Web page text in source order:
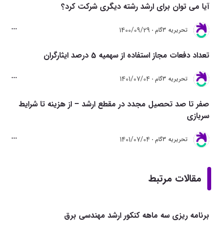
آیا می توان برای ارشد رشته دیگری شرکت کرد؟
تحريريه 3گام 1400/09/29
تعداد دفعات مجاز استفاده از سهمیه 5 درصد ایثارگران
تحريريه 3گام 1401/07/04
صفر تا صد تحصیل مجدد در مقطع ارشد – از هزینه تا شرایط
سربازی
تحريريه 3گام 1401/07/04
مقالات مرتبط
برنامه ریزی سه ماهه کنکور ارشد مهندسی برق